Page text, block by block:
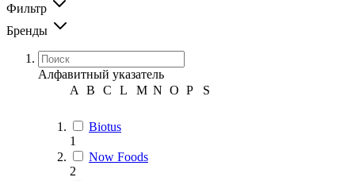
Фильтр
Бренды
Алфавитный указатель
A
B C L M N O P S
Biotus
1
Now Foods
2